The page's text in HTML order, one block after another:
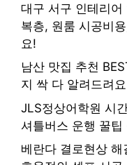
대구 서구 인테리
복층, 원룸 시공비
요!
남산 맛집 추천
지 싹 다 알려드려
JLS정상어학원 시
셔틀버스 운행 꿀팁
베란다 결로현상